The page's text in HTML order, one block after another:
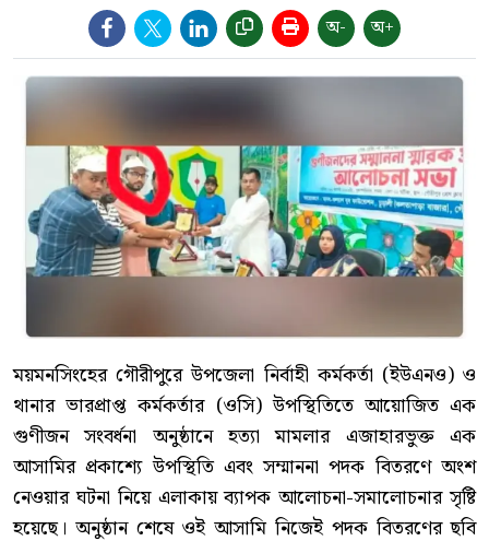
অ- অ+
ময়মনসিংহের গৌরীপুরে উপজেলা নির্বাহী কর্মকর্তা (ইউএনও) ও
থানার ভারপ্রাপ্ত কর্মকর্তার (ওসি) উপস্থিতিতে আয়োজিত এক
গুণীজন সংবর্ধনা অনুষ্ঠানে হত্যা মামলার এজাহারভুক্ত এক
আসামির প্রকাশ্যে উপস্থিতি এবং সম্মাননা পদক বিতরণে অংশ
নেওয়ার ঘটনা নিয়ে এলাকায় ব্যাপক আলোচনা-সমালোচনার সৃষ্টি
হয়েছে। অনুষ্ঠান শেষে ওই আসামি নিজেই পদক বিতরণের ছবি